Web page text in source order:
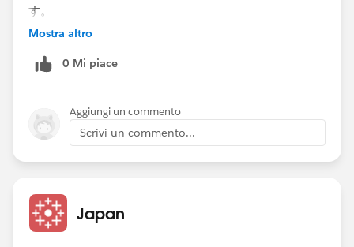
す。
Mostra altro
0 Mi piace
Aggiungi un commento
Scrivi un commento...
Japan